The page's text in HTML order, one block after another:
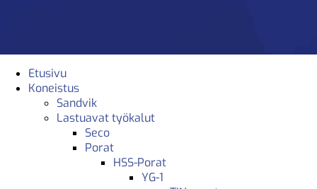
Etusivu
Koneistus
Sandvik
Lastuavat työkalut
Seco
Porat
HSS-Porat
YG-1